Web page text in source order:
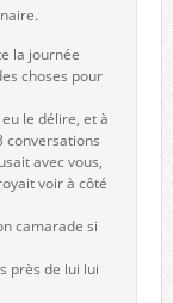
la journée
choses pour
le délire, et à
conversations
avec vous,
voir à côté
camarade si
près de lui lui